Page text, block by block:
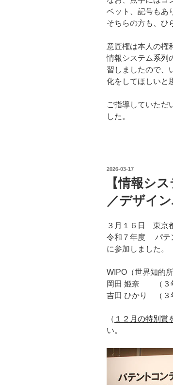
ベット、記号もあ
そちらの方も、ひ
意匠権は本人の権
情報システム系列
習しましたので、
化をしてほしいと
ご指導していただ
した。
投
2026-03-17
【情報シ
／デザイ
３月１６日 東京
令和７年度 パテ
に参加しました。
WIPO（世界知的
岡田 姫奈 （３年
吉田 ひかり （３
（ １２月の特別賞
い。